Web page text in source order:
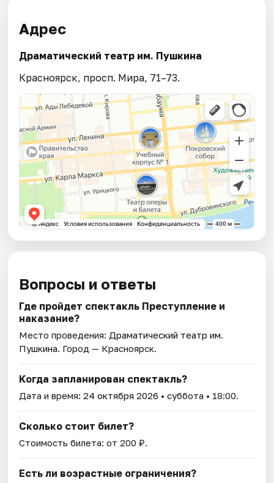
Адрес
Драматический театр им. Пушкина
Красноярск, просп. Мира, 71–73.
Вопросы и ответы
Где пройдет спектакль Преступление и
наказание?
Место проведения: Драматический театр им.
Пушкина. Город — Красноярск.
Когда запланирован спектакль?
Дата и время:24 октября 2026 • суббота • 18:00.
Сколько стоит билет?
Стоимость билета: от 200 ₽.
Есть ли возрастные ограничения?